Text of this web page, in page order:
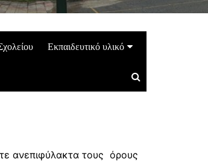
Εκπαιδευτικό υλικό
ανεπιφύλακτα τους όρους